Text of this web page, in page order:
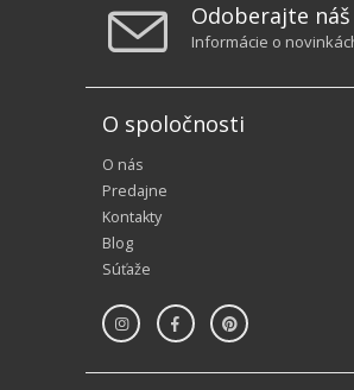
Odoberajte
Informácie o
O spoločnosti
O nás
Predajne
Kontakty
Blog
Súťaže